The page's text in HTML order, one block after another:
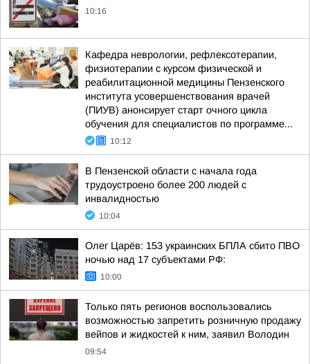
10:16
Кафедра неврологии, рефлексотерапии,
физиотерапии с курсом физической и
реабилитационной медицины Пензенского
института усовершенствования врачей
(ПИУВ) анонсирует старт очного цикла
обучения для специалистов по программе...
10:12
В Пензенской области с начала года
трудоустроено более 200 людей с
инвалидностью
10:04
Олег Царёв: 153 украинских БПЛА сбито ПВО
ночью над 17 субъектами РФ:
10:00
Только пять регионов воспользовались
возможностью запретить розничную продажу
вейпов и жидкостей к ним, заявил Володин
09:54